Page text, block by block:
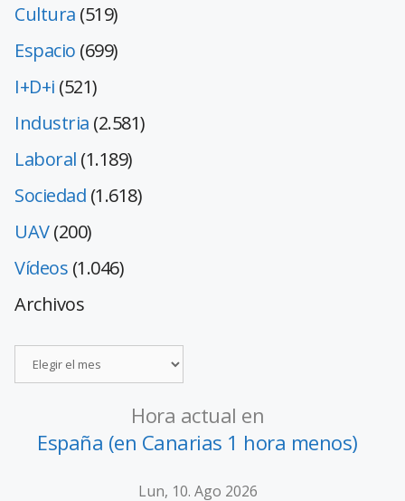
Cultura (519)
Espacio (699)
I+D+i (521)
Industria (2.581)
Laboral (1.189)
Sociedad (1.618)
UAV(200)
Vídeos (1.046)
Archivos
Hora actual en
España (en Canarias 1 hora menos)